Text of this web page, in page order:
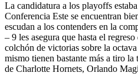
La candidatura a los playoffs
Conferencia Este se encuentran
escudan a los contenders en la
– 9 les asegura que hasta el
colchón de victorias sobre la
mismo tienen bastante más a tiro
de Charlotte Hornets, Orlando